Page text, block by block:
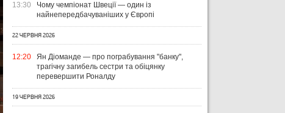
13:30
Чому чемпіонат Швеції — один із
найнепередбачуваніших у Європі
22 ЧЕРВНЯ 2026
12:20
Ян Діоманде — про пограбування "банку",
трагічну загибель сестри та обіцянку
перевершити Роналду
19 ЧЕРВНЯ 2026